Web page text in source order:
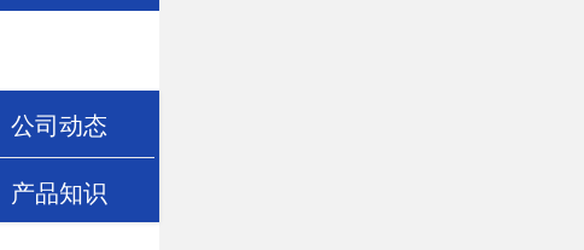
公司动态
产品知识